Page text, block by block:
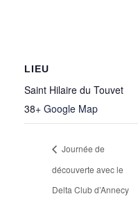
LIEU
Saint Hilaire du Touvet
38+ Google Map
Journée de
découverte avec le
Delta Club d’Annecy